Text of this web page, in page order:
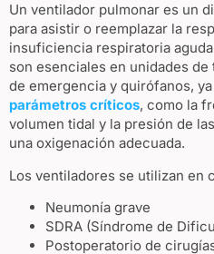
Un ventilador pulmonar es un
para asistir o reemplazar la
insuficiencia respiratoria
son esenciales en unidades de
de emergencia y quirófanos,
parámetros críticos, como la
volumen tidal y la presión de
una oxigenación adecuada.
Los ventiladores se utilizan en
Neumonía grave
SDRA (Síndrome de
Postoperatorio de